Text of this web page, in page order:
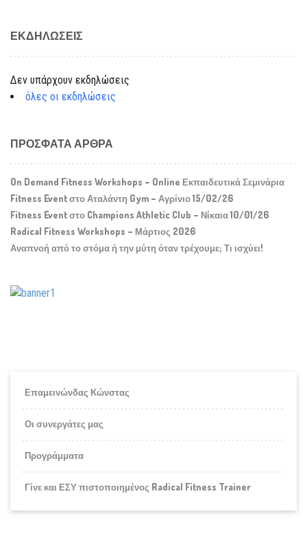
ΕΚΔΗΛΏΣΕΙΣ
Δεν υπάρχουν εκδηλώσεις
όλες οι εκδηλώσεις
ΠΡΌΣΦΑΤΑ ΆΡΘΡΑ
On Demand Fitness Workshops – Online Εκπαιδευτικά Σεμινάρια
Fitness Event στο Αταλάντη Gym – Αγρίνιο 15/02/26
Fitness Event στο Champions Athletic Club – Νίκαια 10/01/26
Radical Fitness Workshops – Μάρτιος 2026
Αναπνοή από το στόμα ή την μύτη όταν τρέχουμε; Τι ισχύει!
Επαμεινώνδας Κώνστας
Οι συνεργάτες μας
Προγράμματα
Γίνε και ΕΣΥ πιστοποιημένος Radical Fitness Trainer